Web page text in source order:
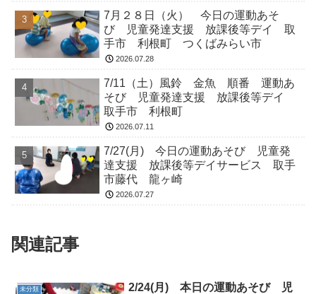
7月２８日（火） 今日の運動あそ
び 児童発達支援 放課後等デイ 取
手市 利根町 つくばみらい市
2026.07.28
7/11（土）風鈴 金魚 順番 運動あ
そび 児童発達支援 放課後等デイ
取手市 利根町
2026.07.11
7/27(月) 今日の運動あそび 児童発
達支援 放課後等デイサービス 取手
市藤代 龍ヶ崎
2026.07.27
関連記事
未分類
2/24(月) 本日の運動あそび 児